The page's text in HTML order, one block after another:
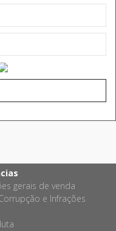
gerais de venda
e Infrações